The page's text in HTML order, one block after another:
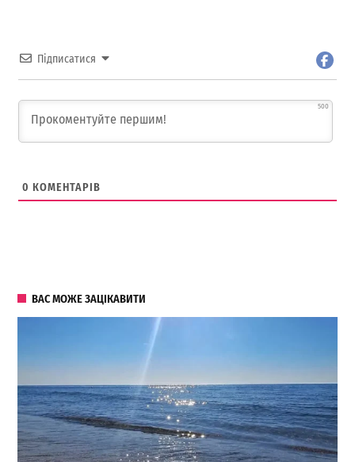
Підписатися
500
0 КОМЕНТАРІВ
ВАС МОЖЕ ЗАЦІКАВИТИ